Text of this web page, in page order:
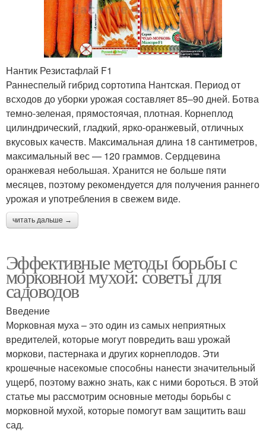
Нантик Резистафлай F1
Раннеспелый гибрид сортотипа Нантская. Период от
всходов до уборки урожая составляет 85–90 дней. Ботва
темно-зеленая, прямостоячая, плотная. Корнеплод
цилиндрический, гладкий, ярко-оранжевый, отличных
вкусовых качеств. Максимальная длина 18 сантиметров,
максимальный вес — 120 граммов. Сердцевина
оранжевая небольшая. Хранится не больше пяти
месяцев, поэтому рекомендуется для получения раннего
урожая и употребления в свежем виде.
читать дальше →
Эффективные методы борьбы с
морковной мухой: советы для
садоводов
Введение
Морковная муха – это один из самых неприятных
вредителей, которые могут повредить ваш урожай
моркови, пастернака и других корнеплодов. Эти
крошечные насекомые способны нанести значительный
ущерб, поэтому важно знать, как с ними бороться. В этой
статье мы рассмотрим основные методы борьбы с
морковной мухой, которые помогут вам защитить ваш
сад.